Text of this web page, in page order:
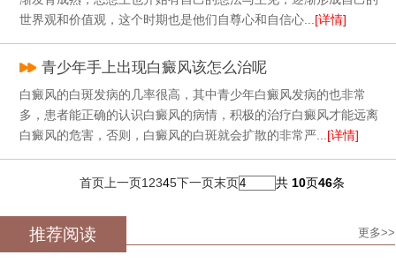
世界观和价值观，这个时期也是他们自尊心和自信心... [详情]
青少年手上出现白癜风该怎么治呢
白癜风的白斑发病的几率很高，其中青少年白癜风发病的也非常
多，患者能正确的认识白癜风的病情，积极的治疗白癜风才能远离
白癜风的危害，否则，白癜风的白斑就会扩散的非常严... [详情]
首页上一页1 2345下一页末页 共 10页46条
推荐阅读 更多>>